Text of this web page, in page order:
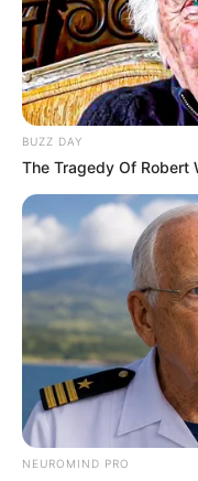
BUZZ DAY
The Tragedy Of Robert
NEUROMIND PRO